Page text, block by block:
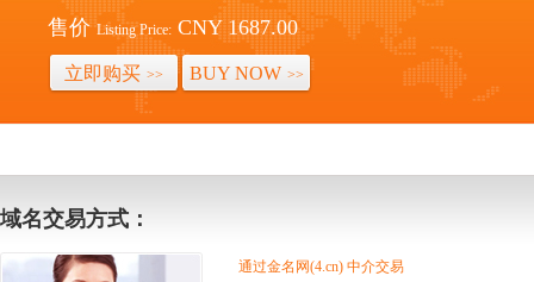
售价 Listing Price: CNY 1687.00
立即购买 >> BUY NOW >>
域名交易方式：
通过金名网(4.cn) 中介交易